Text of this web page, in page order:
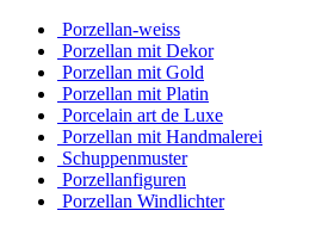
Porzellan-weiss
Porzellan mit Dekor
Porzellan mit Gold
Porzellan mit Platin
Porcelain art de Luxe
Porzellan mit Handmalerei
Schuppenmuster
Porzellanfiguren
Porzellan Windlichter